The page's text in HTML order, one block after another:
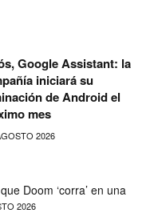
Google Assistant: la
iniciará su
de Android el
mes
2026
Doom ‘corra’ en una
2026